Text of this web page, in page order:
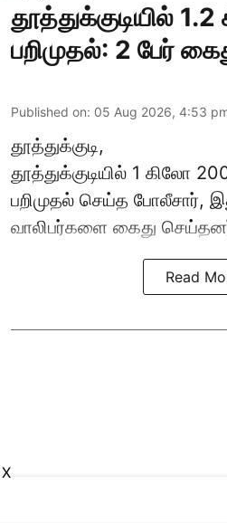
தூத்துக்குடியில்
பறிமுதல்: 2 பேர்
Published on: 05 Aug 2026, 4:53
தூத்துக்குடி,
தூத்துக்குடியில் 1 கிலோ
பறிமுதல் செய்த போலீசார்,
வாலிபர்களை கைது
Read
X